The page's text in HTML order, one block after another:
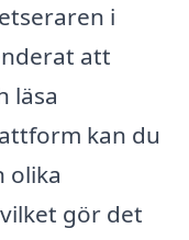
i
att
läsa
kan du
olika
gör det